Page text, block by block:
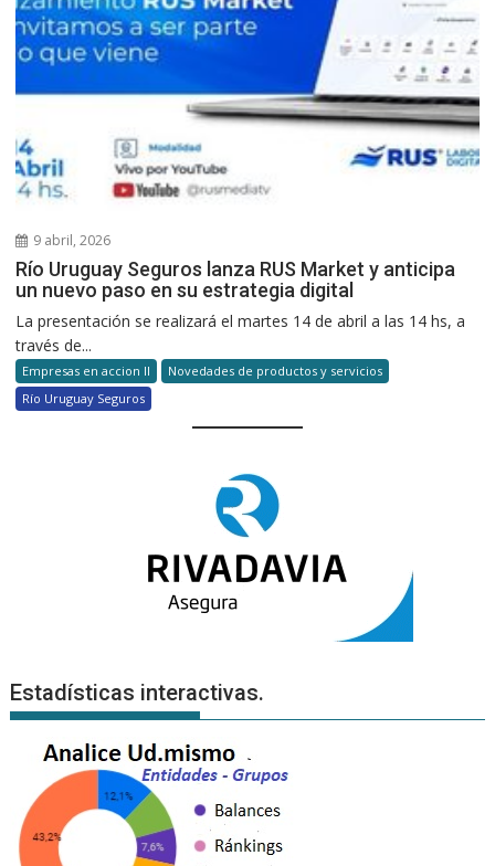
9 abril, 2026
Río Uruguay Seguros lanza RUS Market y anticipa
un nuevo paso en su estrategia digital
La presentación se realizará el martes 14 de abril a las 14 hs, a
través de...
Empresas en accion II
Novedades de productos y servicios
Río Uruguay Seguros
Estadísticas interactivas.